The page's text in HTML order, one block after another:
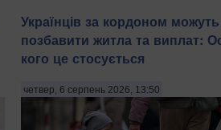
води, передають Патріоти України з
посиланням на легітимну
міську раду. . "У тимчасо...
Українців за кордоном можуть
позбавити житла та виплат:
кого це стосується
четвер, 6 серпень 2026, 13:50